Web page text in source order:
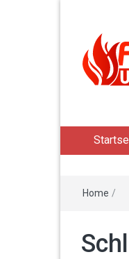
Home /